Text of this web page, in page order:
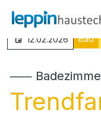
12.02.2026 Bad
⸺